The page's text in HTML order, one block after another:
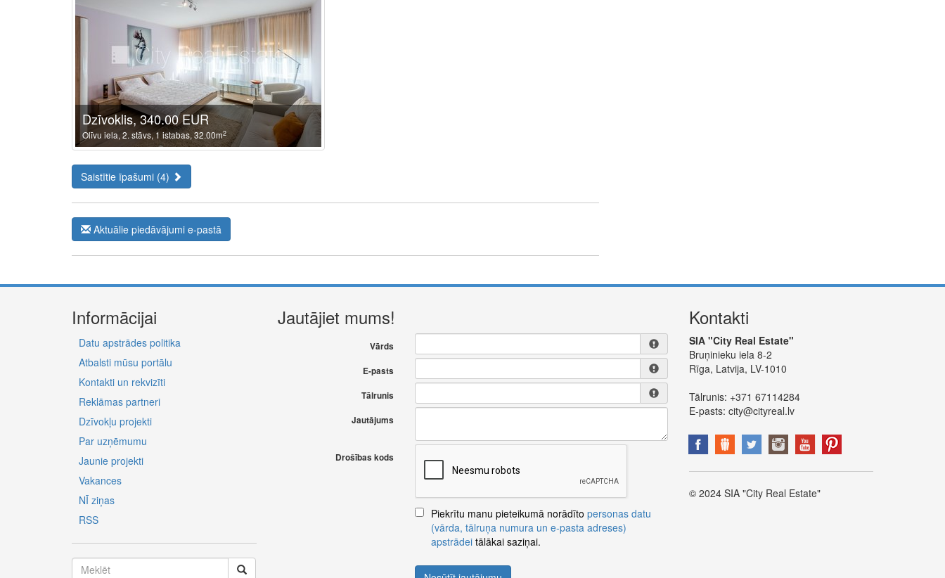
Dzīvoklis, 340.00 EUR
Olīvu iela, 2. stāvs, 1 istabas, 32.00m2
Saistītie īpašumi (4)
Aktuālie piedāvājumi e-pastā
Informācijai
Datu apstrādes politika
Atbalsti mūsu portālu
Kontakti un rekvizīti
Reklāmas partneri
Dzīvokļu projekti
Par uzņēmumu
Jaunie projekti
Vakances
NĪ ziņas
RSS
Jautājiet mums!
Vārds
E-pasts
Tālrunis
Jautājums
Drošības kods
Piekrītu manu pieteikumā norādīto personas datu
(vārda, tālruņa numura un e-pasta adreses)
apstrādeitālākai saziņai.
Kontakti
SIA "City Real Estate"
Bruņinieku iela 8-2
Rīga, Latvija, LV-1010
Tālrunis: +371 67114284
E-pasts: city@cityreal.lv
© 2024 SIA "City Real Estate"